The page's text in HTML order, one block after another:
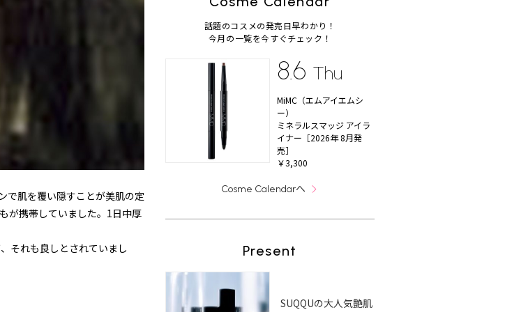
で肌を覆い隠すことが美肌の定
が携帯していました。1日中厚
それも良しとされていまし
話題のコスメの発売日早わかり！
今月の一覧を今すぐチェック！
8.6 Thu
MiMC（エムアイエムシ
ー）
ミネラルスマッジ アイラ
イナー［2026年 8月発
売］
￥3,300
Cosme Calendarへ
Present
SUQQUの大人気艶肌